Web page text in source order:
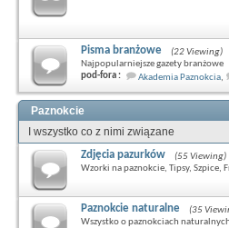
Pisma branżowe
(22 Viewing)
Najpopularniejsze gazety branżowe
pod-fora :
Akademia Paznokcia,
Paznokcie
I wszystko co z nimi związane
Zdjęcia pazurków
(55 Viewing)
Wzorki na paznokcie, Tipsy, Szpice,
Paznokcie naturalne
(35
Wszystko o paznokciach